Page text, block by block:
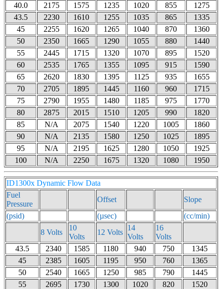
40.0
2175 1575 1235 1020 855
1275
43.5
2230 1610 1255 1035 865
1335
45
2255 1620 1265 1040 870
1360
50
2350 1665 1290 1055 880
1440
55
2445 1715 1320 1070 895
1520
60
2535 1765 1355 1095 915
1590
65
2620 1830 1395 1125 935
1655
70
2705 1895 1445 1160 960
1715
75
2790 1955 1480 1185 975
1770
80
2875 2015 1510 1205 990
1820
85
N/A 2075 1540 1220 1005
1860
90
N/A 2135 1580 1250 1025
1895
95
N/A 2195 1625 1280 1050
1925
100
N/A 2250 1675 1320 1080 1950
ID1300x Dynamic Flow Data
Fuel
Pressure
Offset
Slope
(psid)
(µsec)
(cc/min)
8 Volts
10
Volts
12 Volts
14
Volts
16
Volts
43.5
2340 1585 1180 940 750
1345
45
2385 1605 1195 950 760
1365
50
2540 1665 1250 985 790
1445
55
2695 1730 1300 1020 820
1520